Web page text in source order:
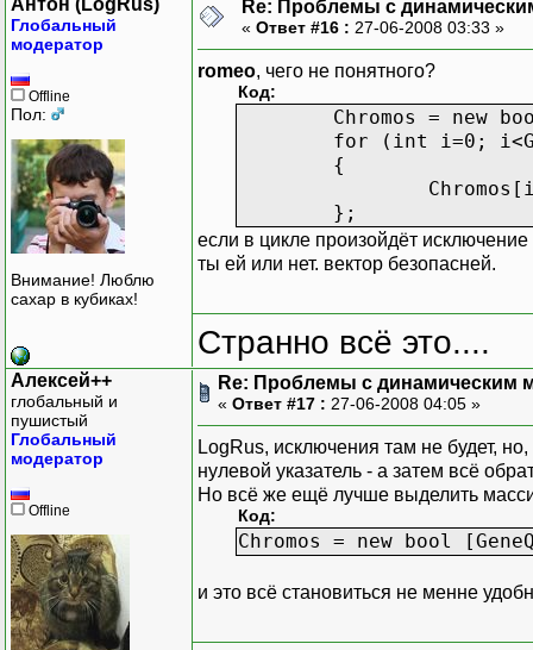
Глобальный
модератор
Offline
Пол:
Внимание! Люблю
сахар в кубиках!
Re: Проблемы с
« Ответ #16 : 27-06-2008 03:33 »
romeo, чего не понятного?
Код:
Chromos = new
for (int i=0;
{
};
если в цикле произойдёт
ты ей или нет. вектор безопасней.
Странно всё это....
Алексей++
глобальный и
пушистый
Глобальный
модератор
Offline
Re: Проблемы с динамическим
« Ответ #17 : 27-06-2008 04:05 »
LogRus, исключения там не будет,
нулевой указатель - а затем всё
Но всё же ещё лучше выделить
Код:
Chromos = new bool
и это всё становиться не менне